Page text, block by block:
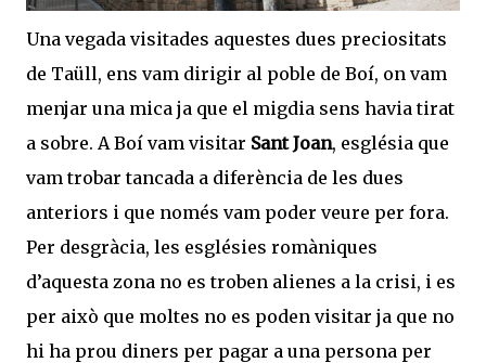
Una vegada visitades aquestes dues preciositats
de Taüll, ens vam dirigir al poble de Boí, on vam
menjar una mica ja que el migdia sens havia tirat
a sobre. A Boí vam visitar Sant Joan, església que
vam trobar tancada a diferència de les dues
anteriors i que només vam poder veure per fora.
Per desgràcia, les esglésies romàniques
d’aquesta zona no es troben alienes a la crisi, i es
per això que moltes no es poden visitar ja que no
hi ha prou diners per pagar a una persona per